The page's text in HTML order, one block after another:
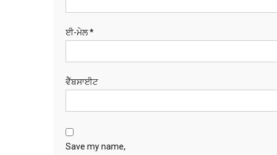
ਈ-ਮੇਲ*
ਵੈੱਬਸਾਈਟ
Save my name,